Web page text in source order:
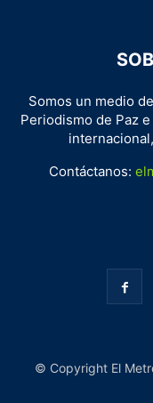
Somos un medio
Periodismo de Paz
Contáctanos:
© Copyright El